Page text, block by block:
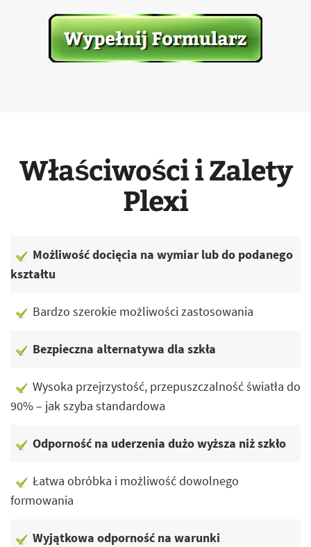
Właściwości i Zalety
Plexi
Możliwość docięcia na wymiar lub do podanego
kształtu
Bardzo szerokie możliwości zastosowania
Bezpieczna alternatywa dla szkła
Wysoka przejrzystość, przepuszczalność światła do
90% – jak szyba standardowa
Odporność na uderzenia dużo wyższa niż szkło
Łatwa obróbka i możliwość dowolnego
formowania
Wyjątkowa odporność na warunki